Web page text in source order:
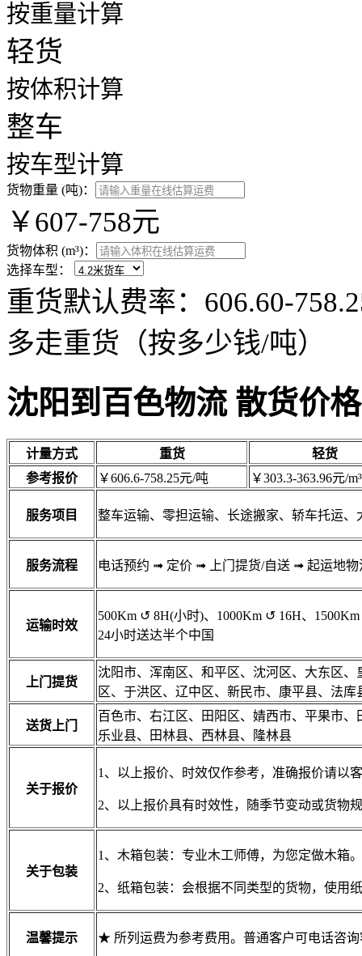
按重量计算
轻货
按体积计算
整车
按车型计算
货物重量 (吨)：
￥607-758元
货物体积 (m³)：
选择车型：
重货默认费率：606.60-
多走重货（按多少钱/吨）
沈阳到百色物流 散货价格
计量方式 重货
轻货
参考报价
￥606.6-758.25元/吨 ￥303.3-363.96元/m³
服务项目 整车运输、零担运输、长途搬家、轿车托运
服务流程 电话预约 ➟ 定价 ➟ 上门提货/自送 ➟ 起运地
运输时效
500Km ↺ 8H(小时)、1000Km ↺ 16H、1500Km
24小时送达半个中国
上门提货
沈阳市、浑南区、和平区、沈河区、大东区
区、于洪区、辽中区、新民市、康平县、法库
送货上门
百色市、右江区、田阳区、婧西市、平果市
乐业县、田林县、西林县、隆林县
关于报价
1、以上报价、时效仅作参考，准确报价请以
2、以上报价具有时效性，随季节变动或货物
关于包装
1、木箱包装：专业木工师傅，为您定做木箱
2、纸箱包装：会根据不同类型的货物，使用
温馨提示 ★ 所列运费为参考费用。普通客户可电话咨